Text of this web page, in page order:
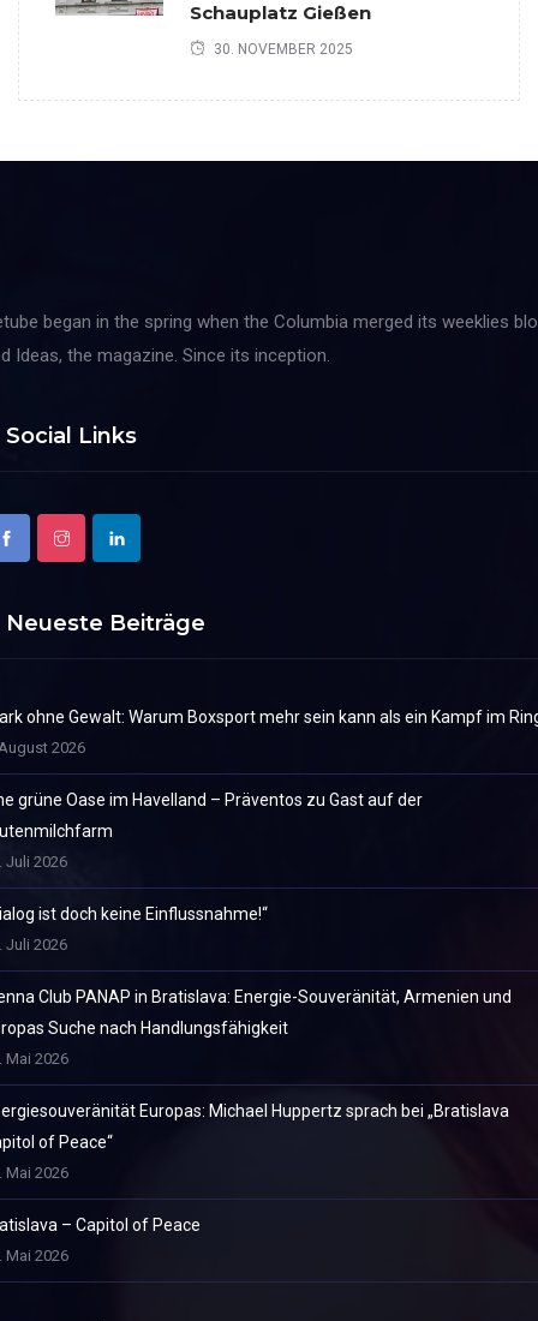
Schauplatz Gießen
30. NOVEMBER 2025
began in the spring when the Columbia merged its weeklies
Ideas, the magazine. Since its inception.
Social Links
Neueste Beiträge
ohne Gewalt: Warum Boxsport mehr sein kann als ein Kampf im
2026
grüne Oase im Havelland – Präventos zu Gast auf der
Juli 2026
ist doch keine Einflussnahme!“
Juli 2026
Club PANAP in Bratislava: Energie-Souveränität, Armenien und
Suche nach Handlungsfähigkeit
Mai 2026
Europas: Michael Huppertz sprach bei „Bratislava
of Peace“
Mai 2026
– Capitol of Peace
Mai 2026